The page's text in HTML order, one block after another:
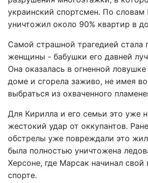
украинский спортсмен. По словам
уничтожил около 90% квартир в
Самой страшной трагедией стала
женщины - бабушки его давней
Она оказалась в огненной
доме и сгорела заживо, не имея
выбраться из охваченного
Для Кирилла и его семьи это уже
жестокий удар от оккупантов.
обстрелы уже повреждали это
была полностью уничтожена
Херсоне, где Марсак начинал
спорте.